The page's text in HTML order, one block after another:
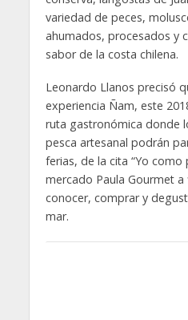
variedad de peces,
ahumados, procesados y
sabor de la costa chilena.
Leonardo Llanos precisó
experiencia Ñam, este
ruta gastronómica donde
pesca artesanal podrán
ferias, de la cita “Yo
mercado Paula Gourmet
conocer, comprar y
mar.